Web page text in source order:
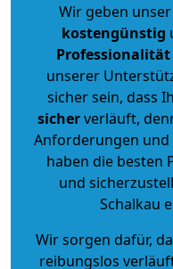
Wir geben
kostengünstig
Professionalität
unserer
sicher sein, dass
sicherverläuft,
Anforderungen
haben die besten
und
Schalkau
Wir sorgen dafür,
reibungslos